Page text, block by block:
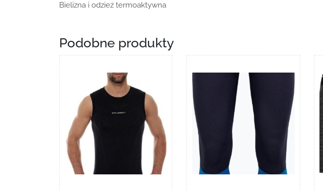
Bielizna i odzież termoaktywna
Podobne produkty